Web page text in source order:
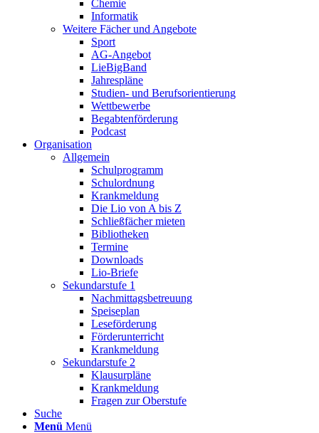
Chemie
Informatik
Weitere Fächer und Angebote
Sport
AG-Angebot
LieBigBand
Jahrespläne
Studien- und Berufsorientierung
Wettbewerbe
Begabtenförderung
Podcast
Organisation
Allgemein
Schulprogramm
Schulordnung
Krankmeldung
Die Lio von A bis Z
Schließfächer mieten
Bibliotheken
Termine
Downloads
Lio-Briefe
Sekundarstufe 1
Nachmittagsbetreuung
Speiseplan
Leseförderung
Förderunterricht
Krankmeldung
Sekundarstufe 2
Klausurpläne
Krankmeldung
Fragen zur Oberstufe
Suche
Menü Menü